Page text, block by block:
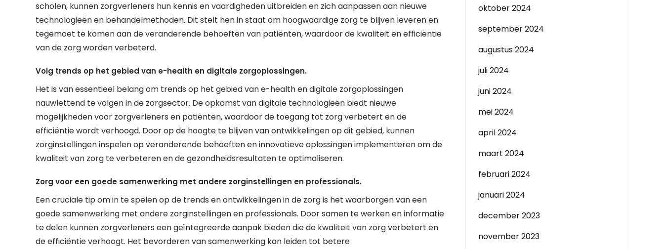
scholen, kunnen zorgverleners hun kennis en vaardigheden uitbreiden en zich aanpassen aan nieuwe
technologieën en behandelmethoden. Dit stelt hen in staat om hoogwaardige zorg te blijven leveren en
tegemoet te komen aan de veranderende behoeften van patiënten, waardoor de kwaliteit en efficiëntie
van de zorg worden verbeterd.
Volg trends op het gebied van e-health en digitale zorgoplossingen.
Het is van essentieel belang om trends op het gebied van e-health en digitale zorgoplossingen
nauwlettend te volgen in de zorgsector. De opkomst van digitale technologieën biedt nieuwe
mogelijkheden voor zorgverleners en patiënten, waardoor de toegang tot zorg verbetert en de
efficiëntie wordt verhoogd. Door op de hoogte te blijven van ontwikkelingen op dit gebied, kunnen
zorginstellingen inspelen op veranderende behoeften en innovatieve oplossingen implementeren om de
kwaliteit van zorg te verbeteren en de gezondheidsresultaten te optimaliseren.
Zorg voor een goede samenwerking met andere zorginstellingen en professionals.
Een cruciale tip om in te spelen op de trends en ontwikkelingen in de zorg is het waarborgen van een
goede samenwerking met andere zorginstellingen en professionals. Door samen te werken en informatie
te delen kunnen zorgverleners een geïntegreerde aanpak bieden die de kwaliteit van zorg verbetert en
de efficiëntie verhoogt. Het bevorderen van samenwerking kan leiden tot betere
oktober 2024
september 2024
augustus 2024
juli 2024
juni 2024
mei 2024
april 2024
maart 2024
februari 2024
januari 2024
december 2023
november 2023